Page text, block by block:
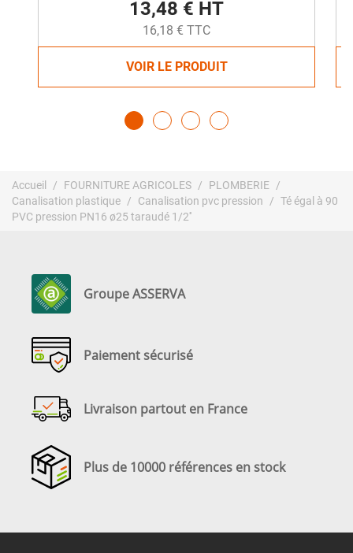
13,48 € HT
16,18 € TTC
VOIR LE PRODUIT
Accueil FOURNITURE AGRICOLES
PLOMBERIE
Canalisation plastique
Canalisation pvc pression
Té égal à 90
PVC pression PN16 ø25 taraudé 1/2''
Groupe ASSERVA
Paiement sécurisé
Livraison partout en France
Plus de 10000 références en stock